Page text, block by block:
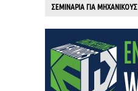
ΣΕΜΙΝΑΡΙΑ ΓΙΑ ΜΗΧΑΝΙΚΟΥΣ